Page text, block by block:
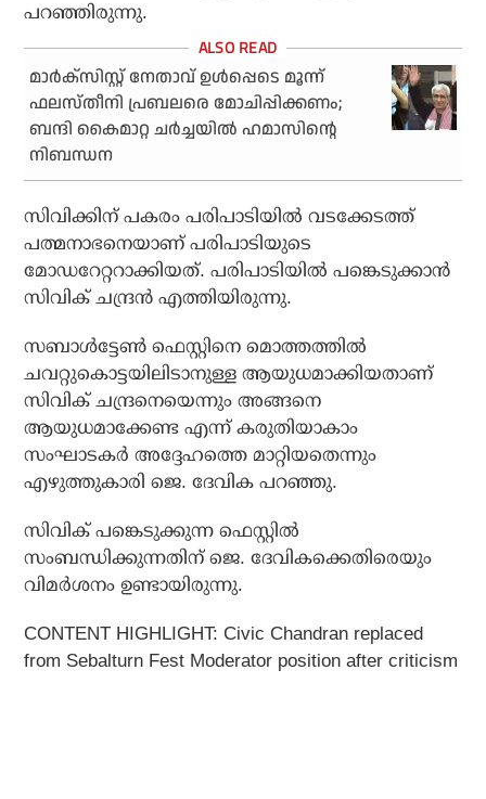
പറഞ്ഞിരുന്നു.
മാർക്സിസ്റ്റ് നേതാവ് ഉൾപ്പെടെ മൂന്ന്
ഫലസ്തീനി പ്രബലരെ മോചിപ്പിക്കണം;
ബന്ദി കൈമാറ്റ ചർച്ചയിൽ ഹമാസിന്റെ
നിബന്ധന
സിവിക്കിന് പകരം പരിപാടിയിൽ വടക്കേടത്ത്
പത്മനാഭനെയാണ് പരിപാടിയുടെ
മോഡറേറ്ററാക്കിയത്. പരിപാടിയിൽ പങ്കെടുക്കാൻ
സിവിക് ചന്ദ്രൻ എത്തിയിരുന്നു.
സബാൾട്ടേൺ ഫെസ്റ്റിനെ മൊത്തത്തിൽ
ചവറ്റുകൊട്ടയിലിടാനുള്ള ആയുധമാക്കിയതാണ്
സിവിക് ചന്ദ്രനെയെന്നും അങ്ങനെ
ആയുധമാക്കേണ്ട എന്ന് കരുതിയാകാം
സംഘാടകർ അദ്ദേഹത്തെ മാറ്റിയതെന്നും
എഴുത്തുകാരി ജെ. ദേവിക പറഞ്ഞു.
സിവിക് പങ്കെടുക്കുന്ന ഫെസ്റ്റിൽ
സംബന്ധിക്കുന്നതിന് ജെ. ദേവികക്കെതിരെയും
വിമർശനം ഉണ്ടായിരുന്നു.
CONTENT HIGHLIGHT: Civic Chandran replaced
from Sebalturn Fest Moderator position after criticism